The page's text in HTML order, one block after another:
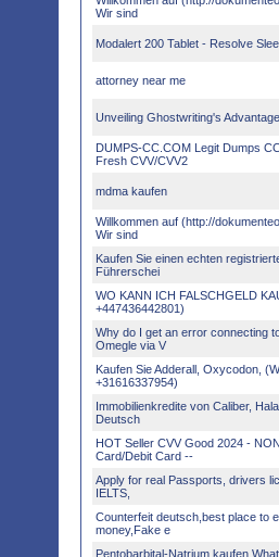
Wir sind
Modalert 200 Tablet - Resolve
attorney near me
Unveiling Ghostwriting's
DUMPS-CC.COM Legit Dumps
Fresh CVV/CVV2
mdma kaufen
Willkommen auf (http://
Wir sind
Kaufen Sie einen echten
Führerschei
WO KANN ICH FALSCHGELD
+447436442801)
Why do I get an error connecting
Omegle via V
Kaufen Sie Adderall, Oxycodon,
+31616337954)
Immobilienkredite von Caliber,
Deutsch
HOT Seller CVV Good 2024 -
Card/Debit Card --
Apply for real Passports, drivers
IELTS,
Counterfeit deutsch,best place to
money,Fake e
Pentobarbital-Natrium kaufen